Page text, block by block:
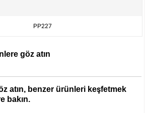
PP227
göz atın
atın, benzer ürünleri keşfetmek
bakın.